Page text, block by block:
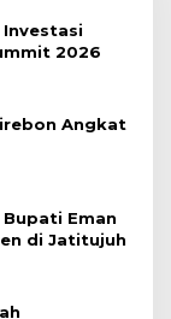
2026
Angkat
Eman
di Jatitujuh